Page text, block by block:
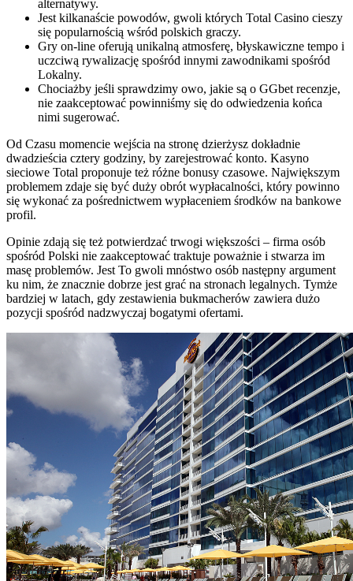
alternatywy.
Jest kilkanaście powodów, gwoli których Total Casino cieszy
się popularnością wśród polskich graczy.
Gry on-line oferują unikalną atmosferę, błyskawiczne tempo i
uczciwą rywalizację spośród innymi zawodnikami spośród
Lokalny.
Chociażby jeśli sprawdzimy owo, jakie są o GGbet recenzje,
nie zaakceptować powinniśmy się do odwiedzenia końca
nimi sugerować.
Od Czasu momencie wejścia na stronę dzierżysz dokładnie
dwadzieścia cztery godziny, by zarejestrować konto. Kasyno
sieciowe Total proponuje też różne bonusy czasowe. Największym
problemem zdaje się być duży obrót wypłacalności, który powinno
się wykonać za pośrednictwem wypłaceniem środków na bankowe
profil.
Opinie zdają się też potwierdzać trwogi większości – firma osób
spośród Polski nie zaakceptować traktuje poważnie i stwarza im
masę problemów. Jest To gwoli mnóstwo osób następny argument
ku nim, że znacznie dobrze jest grać na stronach legalnych. Tymże
bardziej w latach, gdy zestawienia bukmacherów zawiera dużo
pozycji spośród nadzwyczaj bogatymi ofertami.